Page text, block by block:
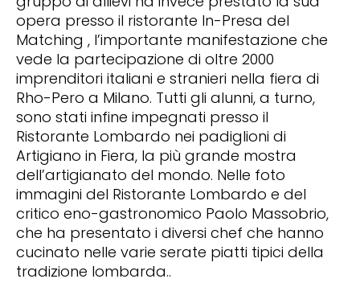
opera presso il ristorante In-Presa del
Matching , l’importante manifestazione che
vede la partecipazione di oltre 2000
imprenditori italiani e stranieri nella fiera di
Rho-Pero a Milano. Tutti gli alunni, a turno,
sono stati infine impegnati presso il
Ristorante Lombardo nei padiglioni di
Artigiano in Fiera, la più grande mostra
dell’artigianato del mondo. Nelle foto
immagini del Ristorante Lombardo e del
critico eno-gastronomico Paolo Massobrio,
che ha presentato i diversi chef che hanno
cucinato nelle varie serate piatti tipici della
tradizione lombarda..